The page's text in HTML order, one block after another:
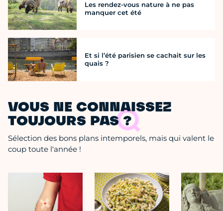
Les rendez-vous nature à ne pas
manquer cet été
Et si l’été parisien se cachait sur les
quais ?
VOUS NE CONNAISSEZ
TOUJOURS PAS ?
Sélection des bons plans intemporels, mais qui valent le
coup toute l'année !